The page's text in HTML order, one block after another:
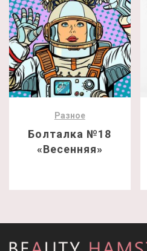
Разное
Болталка №18
«Весенняя»